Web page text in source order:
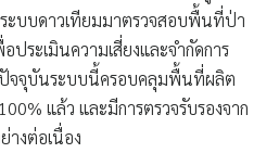
ะบบดาวเทียมมาตรวจสอบพื้นที่ป่า
ระเมินความเสี่ยงและจำกัดการ
จจุบันระบบนี้ครอบคลุมพื้นที่ผลิต
แล้ว และมีการตรวจรับรองจาก
างต่อเนื่อง